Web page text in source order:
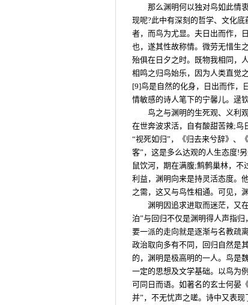
那么渊明何以独对鸟如此情
现呢?此中有深刻的哲学、文化
者，而鸟为尤显。夫日出而作，
也，遂其性故称情。微劳无惜生
殆俱在日夕之时。既物我相同，
相鸣之归鸟始乐，因为人类直觉
[9]鸟是自然的化身，日出而作，
情敏感的诗人笔下的宁馨儿。逯
鸟之与渊明的生死观、义利
在世奔波求活，自有酸甜苦辣;鸟
“视死如归”，《归去来兮辞》、
客”，这是多么达观的人生态度!
鼠饮河，期在满腹;鹪鹩巢林，不
利益，渊明向来是持灵活态度。
之需，这又与鸟性相通。可见，
渊明因追求进取而迷茫，又
泊”与回归不仅是渊明得人声指
要一派的走向就是逐渐与名教疏
政治取向多有不同，回归自然是
的，渊明是极高明的一人。鸟是
一定的思想及文学基础。以鸟为
可同日而语。如著名的玄士何晏
并”，不无忧声之嗟。诗中又表